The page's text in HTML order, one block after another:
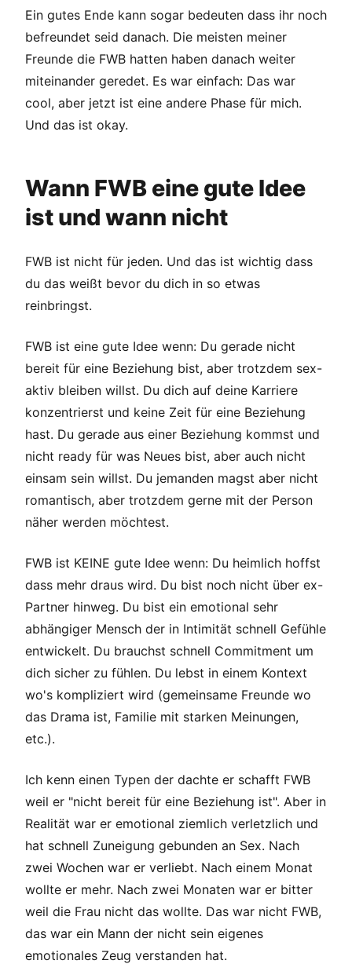
Ein gutes Ende kann sogar bedeuten dass ihr noch
befreundet seid danach. Die meisten meiner
Freunde die FWB hatten haben danach weiter
miteinander geredet. Es war einfach: Das war
cool, aber jetzt ist eine andere Phase für mich.
Und das ist okay.
Wann FWB eine gute Idee
ist und wann nicht
FWB ist nicht für jeden. Und das ist wichtig dass
du das weißt bevor du dich in so etwas
reinbringst.
FWB ist eine gute Idee wenn: Du gerade nicht
bereit für eine Beziehung bist, aber trotzdem sex-
aktiv bleiben willst. Du dich auf deine Karriere
konzentrierst und keine Zeit für eine Beziehung
hast. Du gerade aus einer Beziehung kommst und
nicht ready für was Neues bist, aber auch nicht
einsam sein willst. Du jemanden magst aber nicht
romantisch, aber trotzdem gerne mit der Person
näher werden möchtest.
FWB ist KEINE gute Idee wenn: Du heimlich hoffst
dass mehr draus wird. Du bist noch nicht über ex-
Partner hinweg. Du bist ein emotional sehr
abhängiger Mensch der in Intimität schnell Gefühle
entwickelt. Du brauchst schnell Commitment um
dich sicher zu fühlen. Du lebst in einem Kontext
wo's kompliziert wird (gemeinsame Freunde wo
das Drama ist, Familie mit starken Meinungen,
etc.).
Ich kenn einen Typen der dachte er schafft FWB
weil er "nicht bereit für eine Beziehung ist". Aber in
Realität war er emotional ziemlich verletzlich und
hat schnell Zuneigung gebunden an Sex. Nach
zwei Wochen war er verliebt. Nach einem Monat
wollte er mehr. Nach zwei Monaten war er bitter
weil die Frau nicht das wollte. Das war nicht FWB,
das war ein Mann der nicht sein eigenes
emotionales Zeug verstanden hat.